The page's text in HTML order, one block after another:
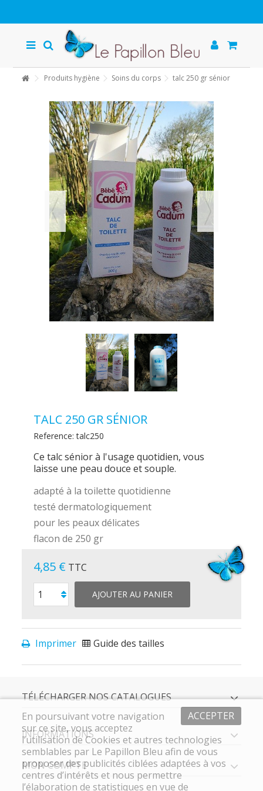
Produits hygiène Soins du corps talc 250 gr sénior
TALC 250 GR SÉNIOR
Reference: talc250
Ce talc sénior à l'usage quotidien, vous
laisse une peau douce et souple.
adapté à la toilette quotidienne
testé dermatologiquement
pour les peaux délicates
flacon de 250 gr
4,85 € TTC
AJOUTER AU PANIER
Imprimer Guide des tailles
TÉLÉCHARGER NOS CATALOGUES
INFORMATIONS
MON COMPTE
ACCEPTER
En poursuivant votre navigation
sur ce site, vous acceptez
l’utilisation de Cookies et autres technologies
semblables par Le Papillon Bleu afin de vous
proposer des publicités ciblées adaptées à vos
centres d’intérêts et nous permettre
l’élaboration de statistiques en vue de